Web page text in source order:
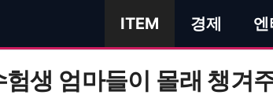
ITEM 경제 엔
생 엄마들이 몰래 챙겨